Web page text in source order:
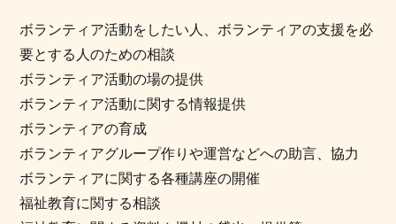
ボランティア活動をしたい人、ボランティアの支援を必
要とする人のための相談
ボランティア活動の場の提供
ボランティア活動に関する情報提供
ボランティアの育成
ボランティアグループ作りや運営などへの助言、協力
ボランティアに関する各種講座の開催
福祉教育に関する相談